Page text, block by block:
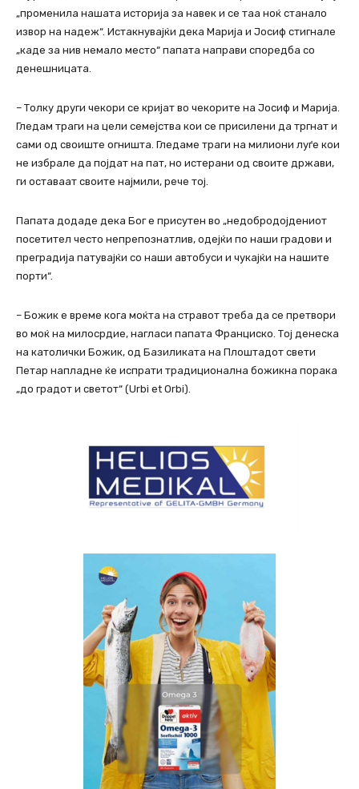
„променила нашата историја за навек и се таа ноќ станало
извор на надеж“. Истакнувајќи дека Марија и Јосиф стигнале
„каде за нив немало место“ папата направи споредба со
денешницата.
– Толку други чекори се кријат во чекорите на Јосиф и Марија.
Гледам траги на цели семејства кои се присилени да тргнат и
сами од своиште огништа. Гледаме траги на милиони луѓе кои
не избрале да појдат на пат, но истерани од своите држави,
ги оставаат своите најмили, рече тој.
Папата додаде дека Бог е присутен во „недобродојдениот
посетител често непрепознатлив, одејќи по наши градови и
преградија патувајќи со наши автобуси и чукајќи на нашите
порти“.
– Божик е време кога моќта на стравот треба да се претвори
во моќ на милосрдие, нагласи папата Франциско. Тој денеска
на католички Божик, од Базиликата на Плоштадот свети
Петар напладне ќе испрати традиционална божикна порака
„до градот и светот“ (Urbi et Orbi).